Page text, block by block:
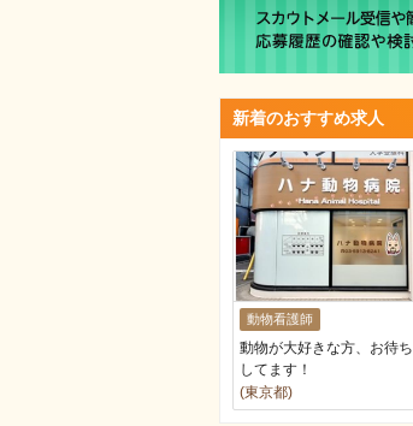
新着のおすすめ求人
動物看護師
動物が大好きな方、お待ち
してます！
(東京都)